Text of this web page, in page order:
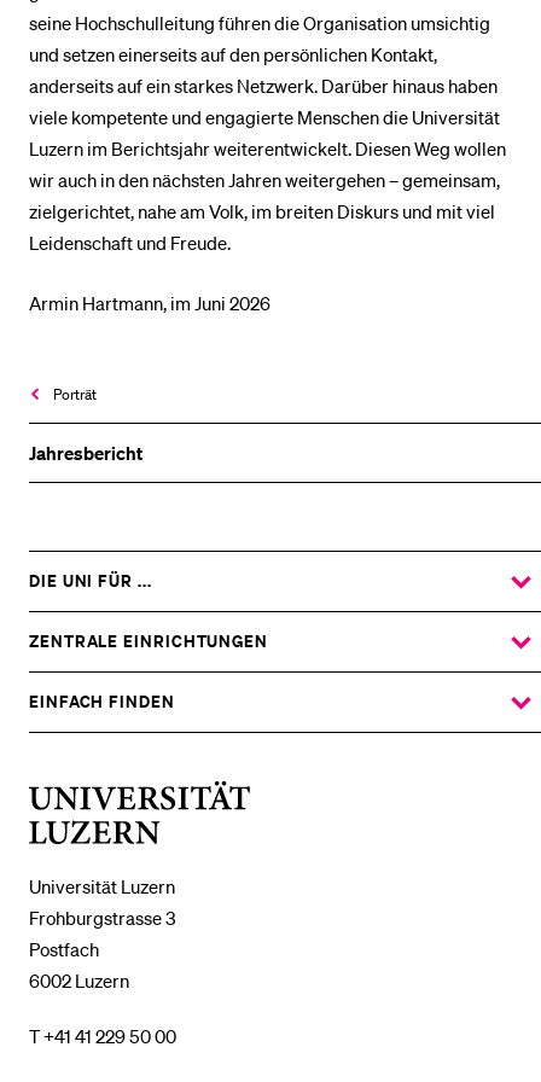
Porträt
Jahresbericht
seine Hochschulleitung führen die Organisation umsichtig
und setzen einerseits auf den persönlichen Kontakt,
anderseits auf ein starkes Netzwerk. Darüber hinaus haben
viele kompetente und engagierte Menschen die Universität
Luzern im Berichtsjahr weiterentwickelt. Diesen Weg wollen
wir auch in den nächsten Jahren weitergehen – gemeinsam,
zielgerichtet, nahe am Volk, im breiten Diskurs und mit viel
Leidenschaft und Freude.
Armin Hartmann, im Juni 2026
Universität Luzern
Frohburgstrasse 3
Postfach
6002 Luzern
T +41 41 229 50 00
DIE UNI FÜR ...
ZEIGE
DAS
UNTERMENÜ
ZENTRALE EINRICHTUNGEN
ZEIGE
DAS
UNTERMENÜ
EINFACH FINDEN
ZEIGE
DAS